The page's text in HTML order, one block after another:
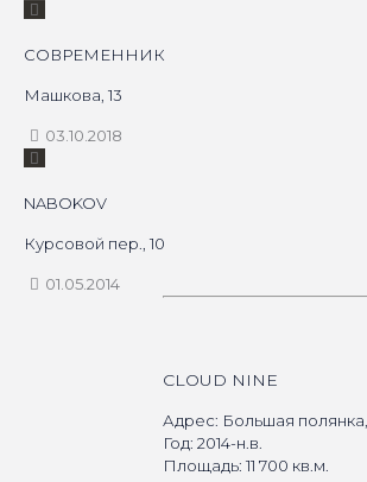
СОВРЕМЕННИК
Машкова, 13
03.10.2018
NABOKOV
Курсовой пер., 10
01.05.2014
CLOUD NINE
Адрес: Большая
Год: 2014-н.в.
Площадь: 11 700 кв.м.